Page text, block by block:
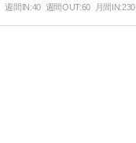
週間IN:40 週間OUT:60 月間IN:230